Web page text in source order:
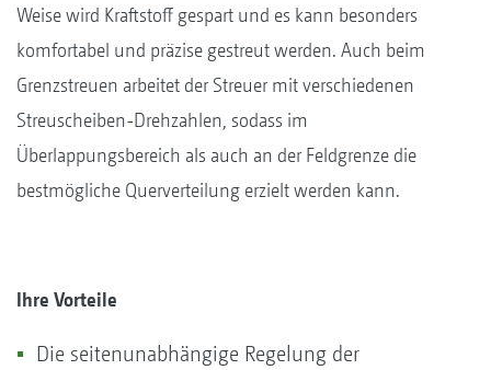
Weise wird Kraftstoff gespart und es kann besonders
komfortabel und präzise gestreut werden. Auch beim
Grenzstreuen arbeitet der Streuer mit verschiedenen
Streuscheiben-Drehzahlen, sodass im
Überlappungsbereich als auch an der Feldgrenze die
bestmögliche Querverteilung erzielt werden kann.
Ihre Vorteile
Die seitenunabhängige Regelung der